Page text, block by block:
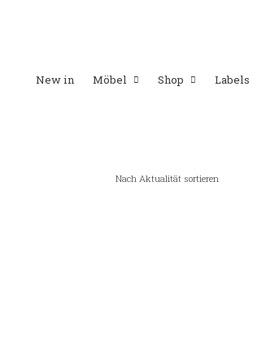
New in Möbel Shop Labels
Nach Aktualität sortieren